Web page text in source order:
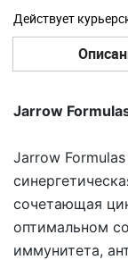
Действует
Jarrow
Jarrow
сочетающая
оптимальном
иммунитета,